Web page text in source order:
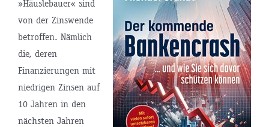
»Häuslebauer« sind
von der Zinswende
betroffen. Nämlich
die, deren
Finanzierungen mit
niedrigen Zinsen auf
10 Jahren in den
nächsten Jahren